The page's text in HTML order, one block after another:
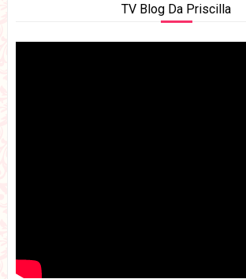
TV Blog Da Priscilla